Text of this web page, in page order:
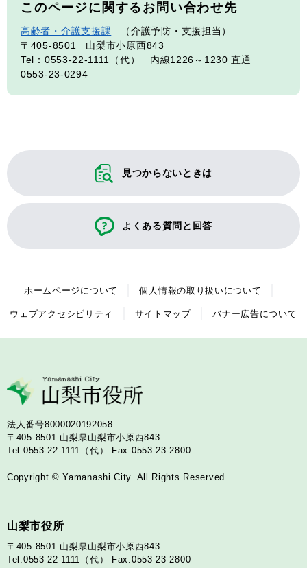
このページに関するお問い合わせ先
高齢者・介護支援課
介護予防・支援担当
〒405-8501
山梨市小原西843
Tel：0553-22-1111（代） 内線1226～1230 直通
0553-23-0294
見つからないときは
よくある質問と回答
ホームページについて 個人情報の取り扱いについて
ウェブアクセシビリティ サイトマップ バナー広告について
法人番号8000020192058
〒405-8501 山梨県山梨市小原西843
Tel.0553-22-1111（代）
Fax.0553-23-2800
Copyright © Yamanashi City. All Rights Reserved.
山梨市役所
〒405-8501 山梨県山梨市小原西843
Tel.0553-22-1111（代）
Fax.0553-23-2800